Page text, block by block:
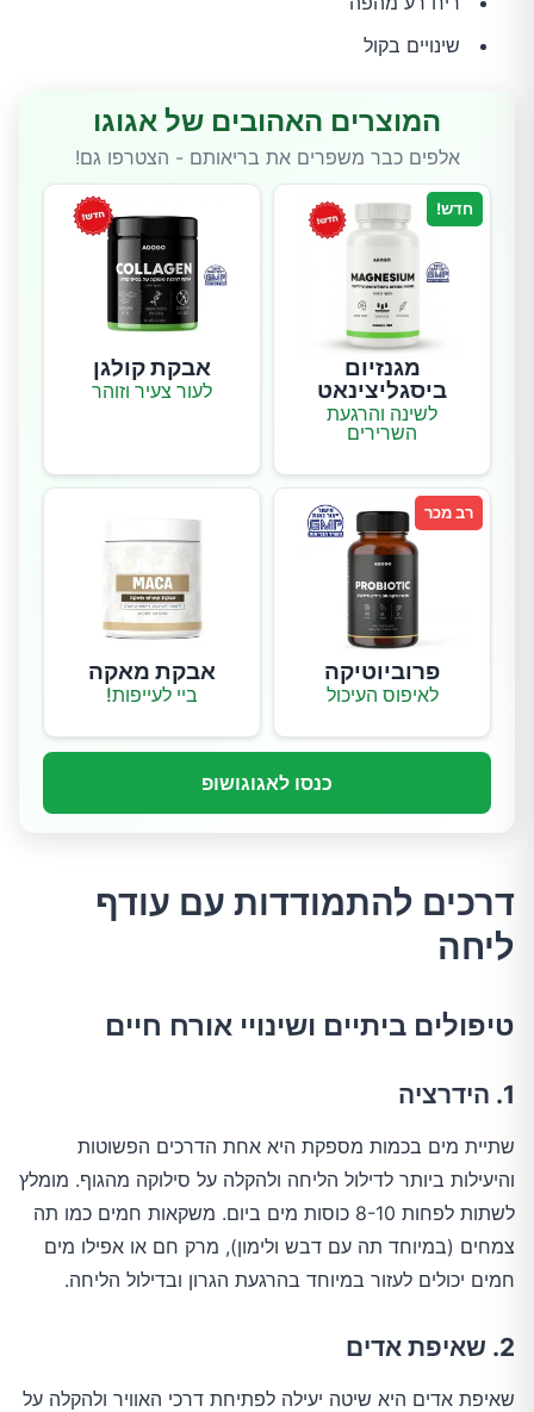
שינויים בקול
המוצרים האהובים של אגוגו
אלפים כבר משפרים את בריאותם - הצטרפו גם!
חדש!
מגנזיום
ביסגליצינאט
לשינה והרגעת
השרירים
אבקת קולגן
לעור צעיר וזוהר
רב מכר
פרוביוטיקה
לאיפוס העיכול
אבקת מאקה
ביי לעייפות!
כנסו לאגוגושופ
דרכים להתמודדות עם עודף
ליחה
טיפולים ביתיים ושינויי אורח חיים
1. הידרציה
שתיית מים בכמות מספקת היא אחת הדרכים הפשוטות
והיעילות ביותר לדילול הליחה ולהקלה על סילוקה מהגוף. מומלץ
לשתות לפחות 8-10 כוסות מים ביום. משקאות חמים כמו תה
צמחים (במיוחד תה עם דבש ולימון), מרק חם או אפילו מים
חמים יכולים לעזור במיוחד בהרגעת הגרון ובדילול הליחה.
2. שאיפת אדים
שאיפת אדים היא שיטה יעילה לפתיחת דרכי האוויר ולהקלה על